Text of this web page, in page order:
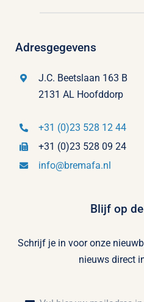
Adresgegevens
J.C. Beetslaan 163 B
2131 AL Hoofddorp
+31 (0)23 528 12 44
+31 (0)23 528 09 24
info@bremafa.nl
Blijf op
Schrijf je in voor onze
nieuws direct